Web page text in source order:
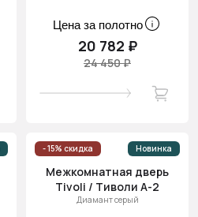
Цена за полотно
20 782 ₽
24 450 ₽
- 15% скидка Новинка
Межкомнатная дверь
Tivoli / Тиволи А-2
Диамант серый